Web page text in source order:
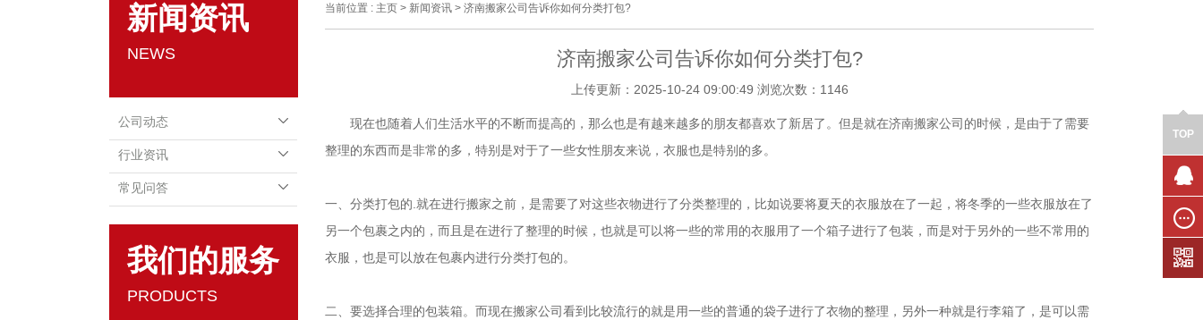
新闻资讯
NEWS
公司动态
行业资讯
常见问答
我们的服务
PRODUCTS
当前位置 : 主页 > 新闻资讯 > 济南搬家公司告诉你如何分类打包?
济南搬家公司告诉你如何分类打包?
上传更新：2025-10-24 09:00:49 浏览次数：1146
现在也随着人们生活水平的不断而提高的，那么也是有越来越多的朋友都喜欢了新居了。但是就在济南搬家公司的时候，是由于了需要
整理的东西而是非常的多，特别是对于了一些女性朋友来说，衣服也是特别的多。
一、分类打包的.就在进行搬家之前，是需要了对这些衣物进行了分类整理的，比如说要将夏天的衣服放在了一起，将冬季的一些衣服放在了
另一个包裹之内的，而且是在进行了整理的时候，也就是可以将一些的常用的衣服用了一个箱子进行了包装，而是对于另外的一些不常用的
衣服，也是可以放在包裹内进行分类打包的。
二、要选择合理的包装箱。而现在搬家公司看到比较流行的就是用一些的普通的袋子进行了衣物的整理，另外一种就是行李箱了，是可以需
TOP
联系我
在线留